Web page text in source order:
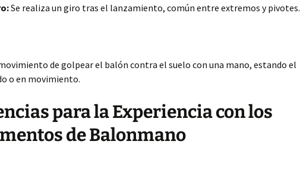
Se realiza un giro tras el lanzamiento, común entre extremos y pivotes.
de golpear el balón contra el suelo con una mano, estando el
o en movimiento.
para la Experiencia con los
de Balonmano